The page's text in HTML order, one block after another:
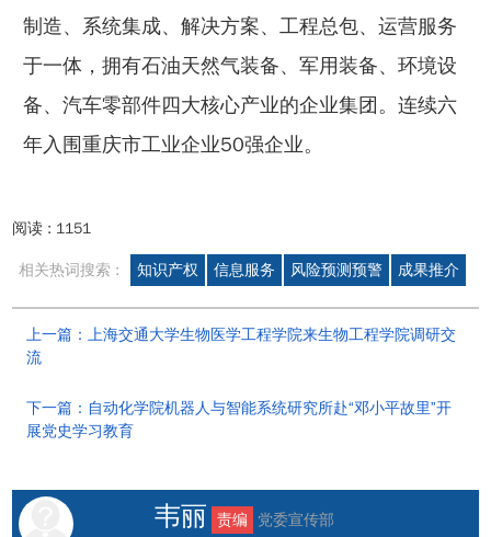
制造、系统集成、解决方案、工程总包、运营服务
于一体，拥有石油天然气装备、军用装备、环境设
备、汽车零部件四大核心产业的企业集团。连续六
年入围重庆市工业企业50强企业。
阅读 : 1151
相关热词搜索 : 知识产权 信息服务 风险预测预警 成果推介
上一篇：上海交通大学生物医学工程学院来生物工程学院调研交
流
下一篇：自动化学院机器人与智能系统研究所赴“邓小平故里”开
展党史学习教育
韦丽 责编 党委宣传部